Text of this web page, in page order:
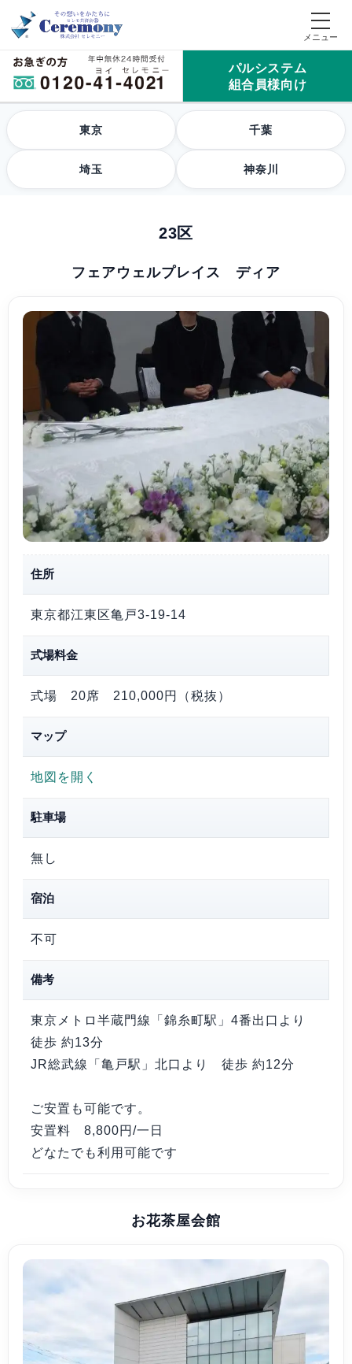
パルシステム
組合員様向け
東京 千葉
埼玉 神奈川
23区
フェアウェルプレイス ディア
住所
東京都江東区亀戸3-19-14
式場料金
式場 20席 210,000円（税抜）
マップ
地図を開く
駐車場
無し
宿泊
不可
備考
東京メトロ半蔵門線「錦糸町駅」4番出口より
徒歩 約13分
JR総武線「亀戸駅」北口より 徒歩 約12分
ご安置も可能です。
安置料 8,800円/一日
どなたでも利用可能です
お花茶屋会館